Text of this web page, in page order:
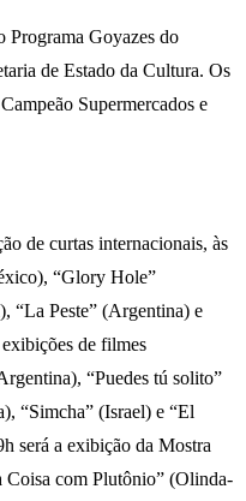
Programa Goyazes do
de Estado da Cultura. Os
Supermercados e
de curtas internacionais, às
“Glory Hole”
“La Peste” (Argentina) e
de filmes
“Puedes tú solito”
“Simcha” (Israel) e “El
será a exibição da Mostra
com Plutônio” (Olinda-